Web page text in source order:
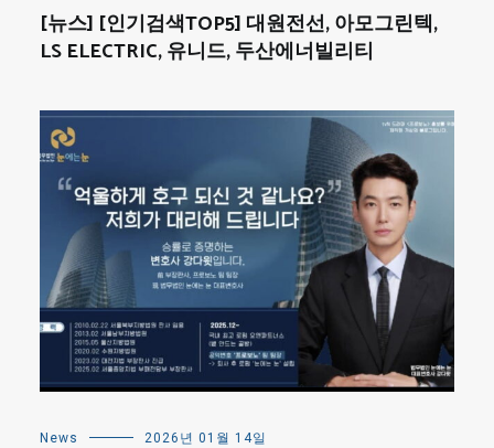
[뉴스] [인기검색TOP5] 대원전선, 아모그린텍,
LS ELECTRIC, 유니드, 두산에너빌리티
News 2026년 01월 14일